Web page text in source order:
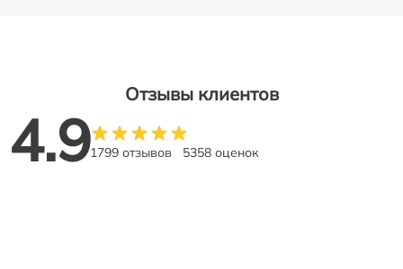
Отзывы клиентов
4.91799 отзывов 5358 оценок